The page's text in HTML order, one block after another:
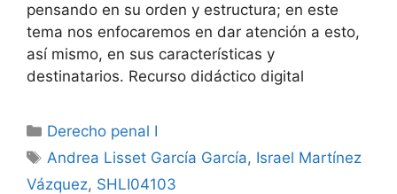
pensando en su orden y estructura; en este
tema nos enfocaremos en dar atención a esto,
así mismo, en sus características y
destinatarios. Recurso didáctico digital
Categorías
Derecho penal I
Etiquetas
Andrea Lisset García García, Israel Martínez
Vázquez, SHLI04103